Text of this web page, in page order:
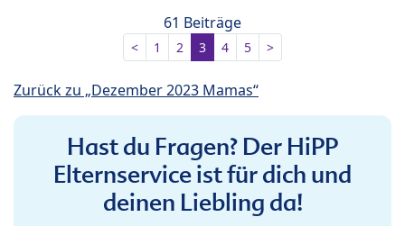
61 Beiträge
< 1 2 3 4 5 >
Zurück zu „Dezember 2023 Mamas“
Hast du Fragen? Der HiPP
Elternservice ist für dich und
deinen Liebling da!